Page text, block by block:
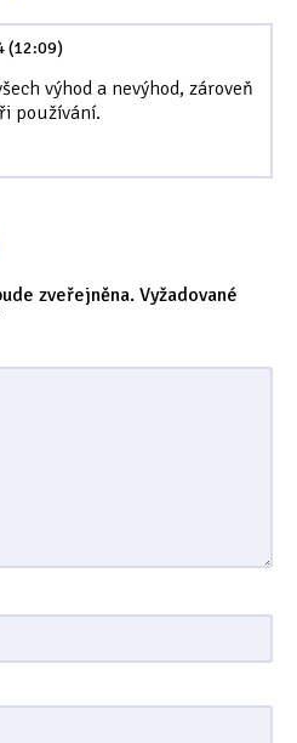
(12:09)
výhod a nevýhod, zároveň
používání.
zveřejněna. Vyžadované